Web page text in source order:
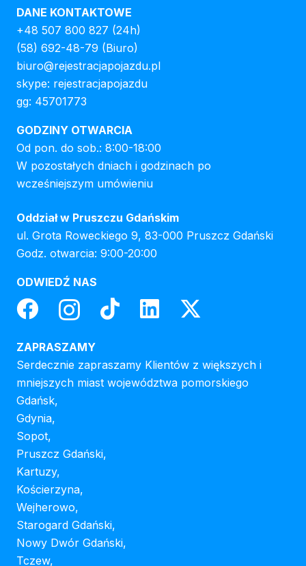
DANE KONTAKTOWE
+48 507 800 827 (24h)
(58) 692-48-79 (Biuro)
biuro@rejestracjapojazdu.pl
skype: rejestracjapojazdu
gg: 45701773
GODZINY OTWARCIA
Od pon. do sob.: 8:00-18:00
W pozostałych dniach i godzinach po
wcześniejszym umówieniu
Oddział w Pruszczu Gdańskim
ul. Grota Roweckiego 9, 83-000 Pruszcz Gdański
Godz. otwarcia: 9:00-20:00
ODWIEDŹ NAS
ZAPRASZAMY
Serdecznie zapraszamy Klientów z większych i
mniejszych miast województwa pomorskiego
Gdańsk,
Gdynia,
Sopot,
Pruszcz Gdański,
Kartuzy,
Kościerzyna,
Wejherowo,
Starogard Gdański,
Nowy Dwór Gdański,
Tczew,